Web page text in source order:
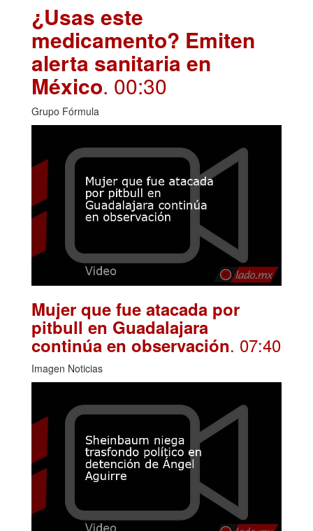
¿Usas este
medicamento? Emiten
alerta sanitaria en
México. 00:30
Grupo Fórmula
Mujer que fue atacada por
pitbull en Guadalajara
continúa en observación. 07:40
Imagen Noticias